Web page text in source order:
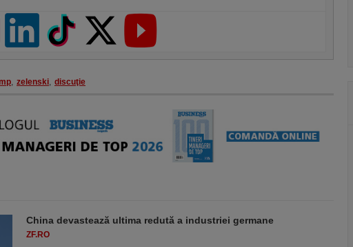
, zelenski, discuţie
China devastează ultima redută a industriei germane
ZF.RO